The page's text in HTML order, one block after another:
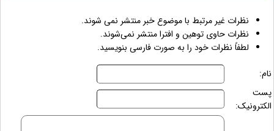
نظرات غیر مرتبط با موضوع خبر منتشر نمی شوند.
نظرات حاوی توهین و افترا منتشر نمی‌شوند.
لطفاً نظرات خود را به صورت فارسی بنویسید.
نام:
پست
الکترونیک: